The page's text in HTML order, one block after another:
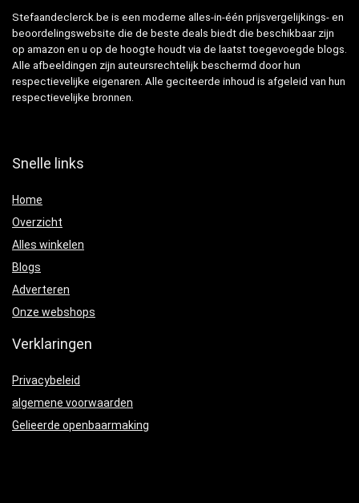
Stefaandeclerck.be is een moderne alles-in-één prijsvergelijkings- en
beoordelingswebsite die de beste deals biedt die beschikbaar zijn
op amazon en u op de hoogte houdt via de laatst toegevoegde blogs.
Alle afbeeldingen zijn auteursrechtelijk beschermd door hun
respectievelijke eigenaren. Alle geciteerde inhoud is afgeleid van hun
respectievelijke bronnen.
Snelle links
Home
Overzicht
Alles winkelen
Blogs
Adverteren
Onze webshops
Verklaringen
Privacybeleid
algemene voorwaarden
Gelieerde openbaarmaking